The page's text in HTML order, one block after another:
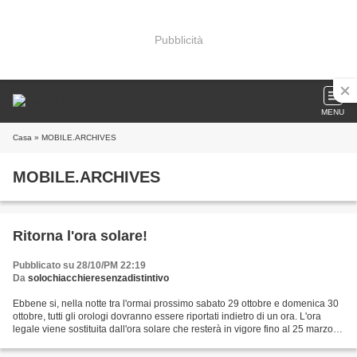
Pubblicità
MENU
Casa » MOBILE.ARCHIVES
MOBILE.ARCHIVES
Ritorna l'ora solare!
Pubblicato su 28/10/PM 22:19
Da solochiacchieresenzadistintivo
Ebbene si, nella notte tra l'ormai prossimo sabato 29 ottobre e domenica 30
ottobre, tutti gli orologi dovranno essere riportati indietro di un ora. L'ora
legale viene sostituita dall'ora solare che resterà in vigore fino al 25 marzo